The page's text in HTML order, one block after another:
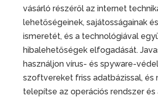
vásárló részéről az internet
lehetőségeinek, sajátosságainak
ismeretét, és a technológiával
hibalehetőségek elfogadását.
használjon vírus- és spyware-
szoftvereket friss adatbázissal, és
telepítse az operációs rendszer és